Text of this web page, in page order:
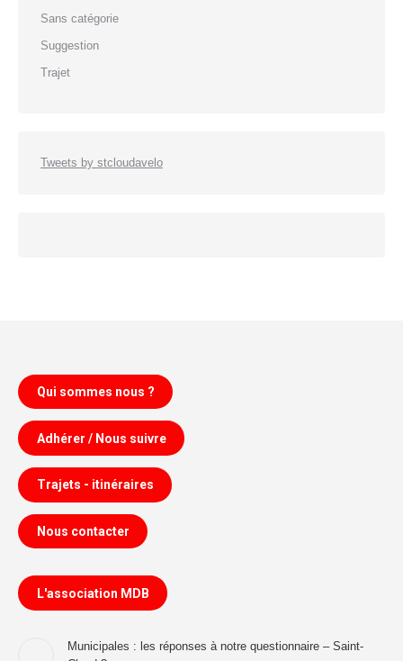
Sans catégorie
Suggestion
Trajet
Tweets by stcloudavelo
Qui sommes nous ?
Adhérer / Nous suivre
Trajets - itinéraires
Nous contacter
L'association MDB
Municipales : les réponses à notre questionnaire – Saint-